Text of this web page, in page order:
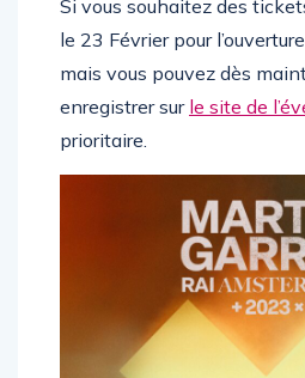
Si vous souhaitez des
le 23 Février pour
mais vous pouvez dès
enregistrer sur